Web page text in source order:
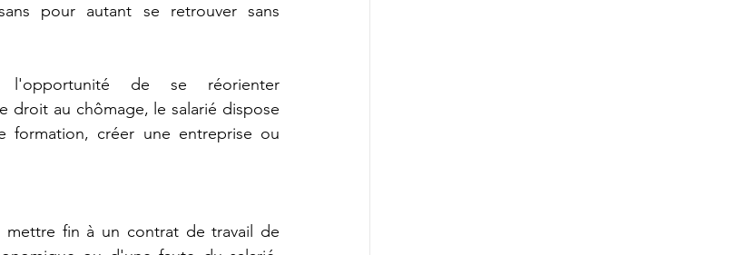
pour autant se retrouver sans
l'opportunité de se réorienter
droit au chômage, le salarié dispose
formation, créer une entreprise ou
fin à un contrat de travail de